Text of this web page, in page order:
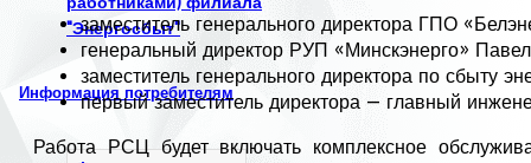
"Энергосбыт"
Информация потребителям
заместитель генерального директора ГПО
генеральный директор РУП «Минскэнерго» Павел
заместитель генерального директора по сбыту
первый заместитель директора — главный
Работа РСЦ будет включать комплексное